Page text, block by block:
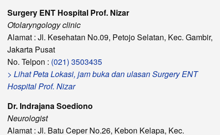
Surgery ENT Hospital Prof. Nizar
Otolaryngology clinic
Alamat : Jl. Kesehatan No.09, Petojo Selatan, Kec. Gambir,
Jakarta Pusat
No. Telpon : (021) 3503435
> Lihat Peta Lokasi, jam buka dan ulasan Surgery ENT
Hospital Prof. Nizar
Dr. Indrajana Soediono
Neurologist
Alamat : Jl. Batu Ceper No.26, Kebon Kelapa, Kec.